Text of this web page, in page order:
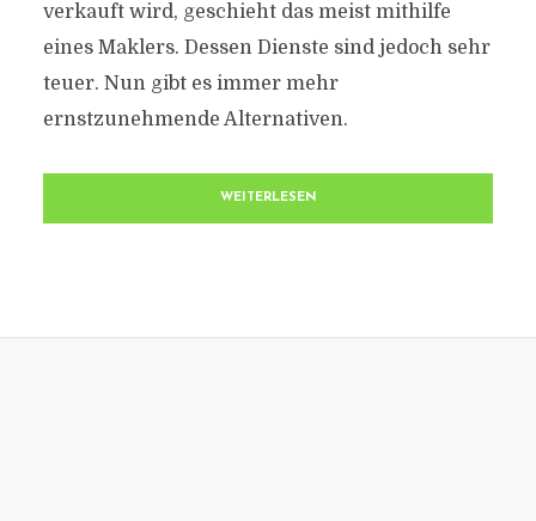
verkauft wird, geschieht das meist mithilfe
eines Maklers. Dessen Dienste sind jedoch sehr
teuer. Nun gibt es immer mehr
ernstzunehmende Alternativen.
WEITERLESEN